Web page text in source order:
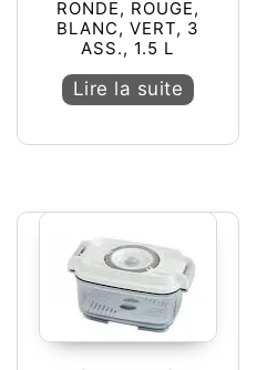
RONDE, ROUGE,
BLANC, VERT, 3
ASS., 1.5 L
Lire la suite